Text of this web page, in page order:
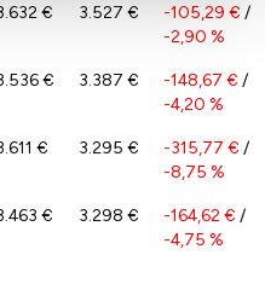
€ 3.527 € -105,29 € /
-2,90 %
€ 3.387 € -148,67 € /
-4,20 %
€ 3.295 € -315,77 € /
-8,75 %
€ 3.298 € -164,62 € /
-4,75 %